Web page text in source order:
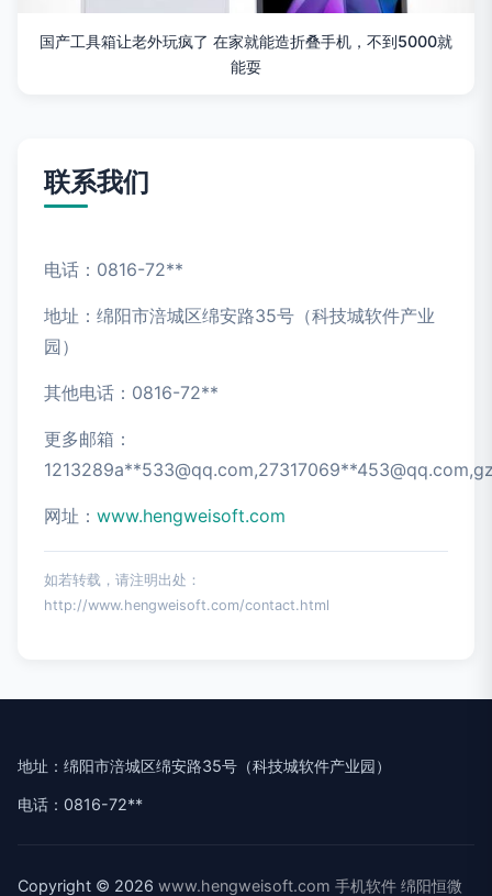
国产工具箱让老外玩疯了 在家就能造折叠手机，不到5000就
能耍
联系我们
电话：0816-72**
地址：绵阳市涪城区绵安路35号（科技城软件产业
园）
其他电话：0816-72**
更多邮箱：
1213289a**533@qq.com,27317069**453@qq.com
网址： www.hengweisoft.com
如若转载，请注明出处：
http://www.hengweisoft.com/contact.html
地址：绵阳市涪城区绵安路35号（科技城软件产业园）
电话：0816-72**
Copyright © 2026 www.hengweisoft.com 手机软件 绵阳恒微